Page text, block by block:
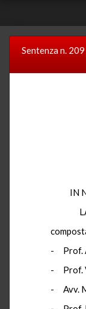
Sentenza n.
IN
- Prof.
- Prof.
- Avv.